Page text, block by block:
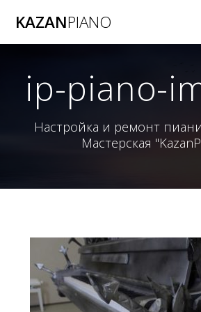
KAZANPIANO
ip-piano-
Настройка и ремонт
Мастерская